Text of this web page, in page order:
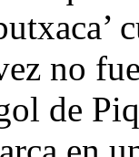
no
de